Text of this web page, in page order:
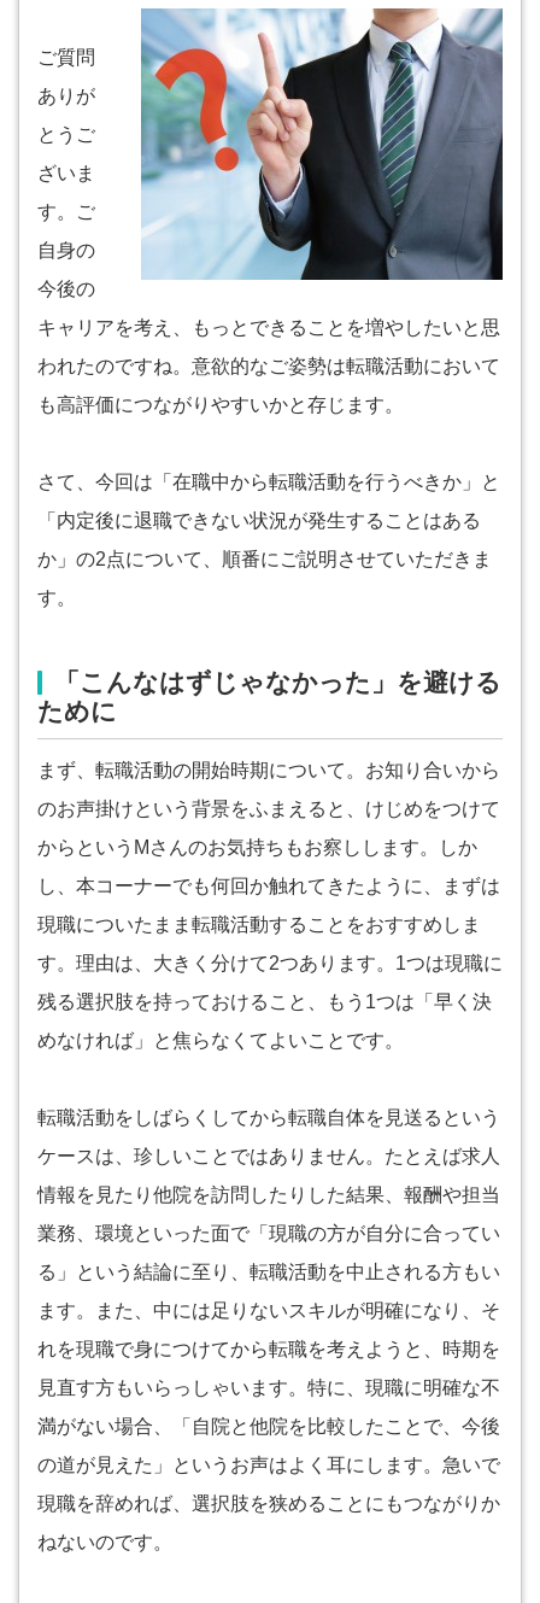
ご質問
ありが
とうご
ざいま
す。ご
自身の
今後の
キャリアを考え、もっとできることを増やしたいと思
われたのですね。意欲的なご姿勢は転職活動において
も高評価につながりやすいかと存じます。
さて、今回は「在職中から転職活動を行うべきか」と
「内定後に退職できない状況が発生することはある
か」の2点について、順番にご説明させていただきま
す。
「こんなはずじゃなかった」を避ける
ために
まず、転職活動の開始時期について。お知り合いから
のお声掛けという背景をふまえると、けじめをつけて
からというMさんのお気持ちもお察しします。しか
し、本コーナーでも何回か触れてきたように、まずは
現職についたまま転職活動することをおすすめしま
す。理由は、大きく分けて2つあります。1つは現職に
残る選択肢を持っておけること、もう1つは「早く決
めなければ」と焦らなくてよいことです。
転職活動をしばらくしてから転職自体を見送るという
ケースは、珍しいことではありません。たとえば求人
情報を見たり他院を訪問したりした結果、報酬や担当
業務、環境といった面で「現職の方が自分に合ってい
る」という結論に至り、転職活動を中止される方もい
ます。また、中には足りないスキルが明確になり、そ
れを現職で身につけてから転職を考えようと、時期を
見直す方もいらっしゃいます。特に、現職に明確な不
満がない場合、「自院と他院を比較したことで、今後
の道が見えた」というお声はよく耳にします。急いで
現職を辞めれば、選択肢を狭めることにもつながりか
ねないのです。